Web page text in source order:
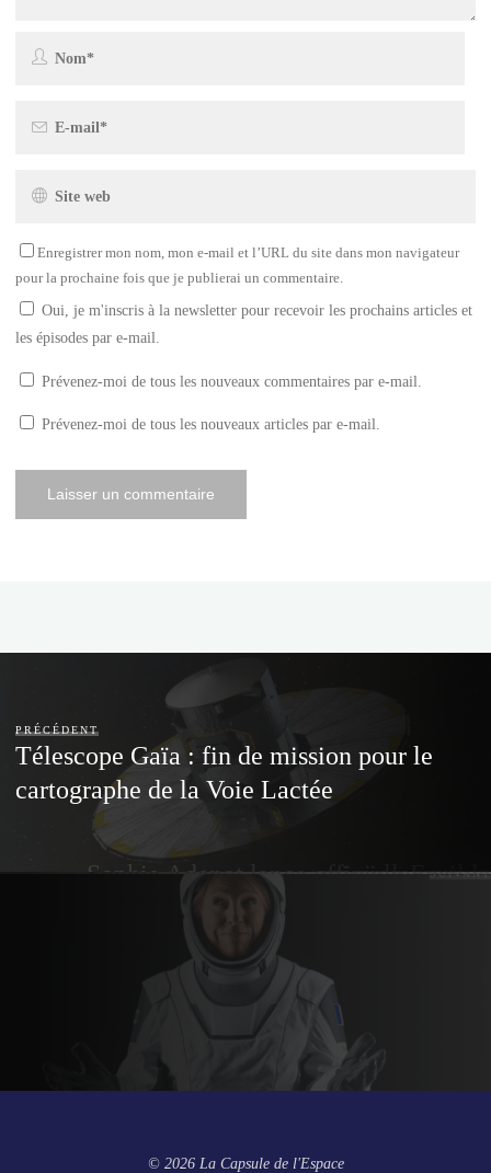
Enregistrer mon nom, mon e-mail et l’URL du site dans mon navigateur
pour la prochaine fois que je publierai un commentaire.
Oui, je m'inscris à la newsletter pour recevoir les prochains articles et
les épisodes par e-mail.
Prévenez-moi de tous les nouveaux commentaires par e-mail.
Prévenez-moi de tous les nouveaux articles par e-mail.
PRÉCÉDENT
Télescope Gaïa : fin de mission pour le
cartographe de la Voie Lactée
SUIVANT
Sophie Adenot lance officiellement la mission Epsilon
© 2026 La Capsule de l'Espace